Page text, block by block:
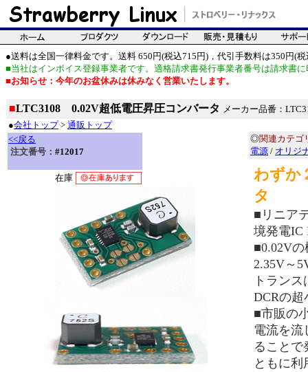
●送料は全国一律料金です。送料 650円(税込715円)，代引手数料は350円(税
■当社はインボイス登録事業者です。適格請求書発行事業者番号は請求書
■お知らせ：今年のお盆休みは休みなく営業いたします。
■LTC3108 0.02V超低電圧昇圧コンバータ メーカー品番：
●会社トップ> 通販トップ
<<戻る
注文番号： #12017
在庫
◎関連カテゴ
電源 / オリジ
わずか
タ
■リニア
境発電IC
■0.02V
2.35V～
トラン
DCRの
■市販の
電流を流
ることで
ともに